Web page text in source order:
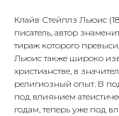
Клайв Стейплз Льюис
писатель, автор
тираж которого
Льюис также широко
христианстве, в
религиозный опыт. В
под влиянием
годам, теперь уже под